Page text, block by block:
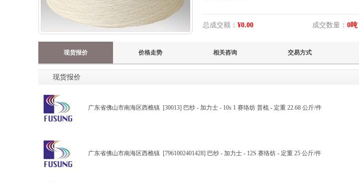
总成交额： ¥0.00 成交数量： 0吨
现货报价 价格走势 相关咨询 交易方式
现货报价
广东省佛山市南海区西樵镇 [30013] 巴纱 - 加力士 - 10s 1 赛络纺 普梳 - 定重 22.68 公斤/件
广东省佛山市南海区西樵镇 [7961002401428] 巴纱 - 加力士 - 12S 赛络纺 - 定重 25 公斤/件